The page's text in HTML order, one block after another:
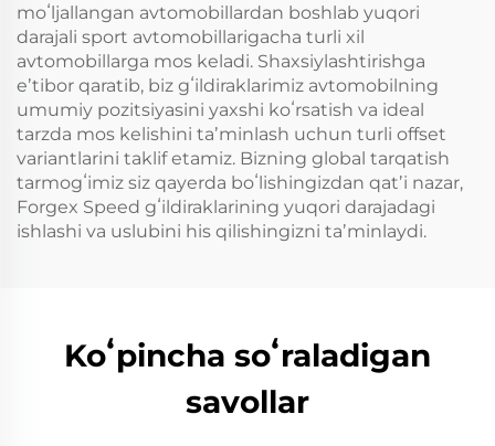
moʻljallangan avtomobillardan boshlab yuqori
darajali sport avtomobillarigacha turli xil
avtomobillarga mos keladi. Shaxsiylashtirishga
eʼtibor qaratib, biz gʻildiraklarimiz avtomobilning
umumiy pozitsiyasini yaxshi koʻrsatish va ideal
tarzda mos kelishini taʼminlash uchun turli offset
variantlarini taklif etamiz. Bizning global tarqatish
tarmogʻimiz siz qayerda boʻlishingizdan qatʼi nazar,
Forgex Speed gʻildiraklarining yuqori darajadagi
ishlashi va uslubini his qilishingizni taʼminlaydi.
Koʻpincha soʻraladigan
savollar